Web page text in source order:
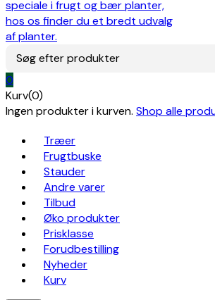
Søg efter produkter
0
Kurv(0)
Ingen produkter i kurven. Shop alle
Træer
Frugtbuske
Stauder
Andre varer
Tilbud
Øko produkter
Prisklasse
Forudbestilling
Nyheder
Kurv